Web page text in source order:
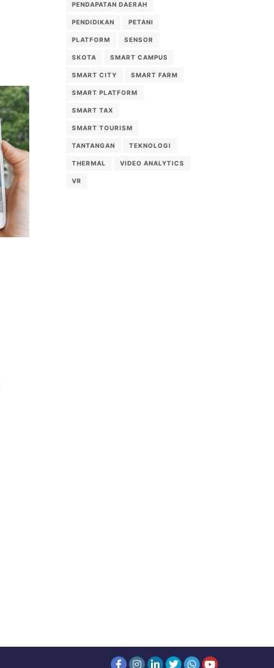
PENDAPATAN DAERAH
PENDIDIKAN PETANI
PLATFORM SENSOR
SKOTA SMART CAMPUS
SMART CITY SMART FARM
SMART PLATFORM
SMART TAX
SMART TOURISM
TANTANGAN TEKNOLOGI
THERMAL VIDEO ANALYTICS
VR